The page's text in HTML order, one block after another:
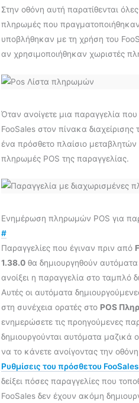
Στην οθόνη αυτή παρατίθενται
πληρωμές που
υποβλήθηκαν με τη χρήση του
αν χρησιμοποιήθηκαν χωριστές
Όταν ανοίγετε μια παραγγελία
FooSales στον πίνακα διαχείρισης
ένα πρόσθετο πλαίσιο μεταβλητών
πληρωμές POS της παραγγελίας.
Ενημέρωση πληρωμών POS για
#
Παραγγελίες που έγιναν πριν από
1.38.0 θα δημιουργηθούν
ανοίξει η παραγγελία στο ταμπλό
Αυτές οι αυτόματα
στη συνέχεια ορατές στο POS
ενημερώσετε τις προηγούμενες
δημιουργούνται αυτόματα μαζικά
να το κάνετε ανοίγοντας την
Ρυθμίσεις του πρόσθετου FooSales
δείξει πόσες παραγγελίες που
FooSales δεν έχουν ακόμη